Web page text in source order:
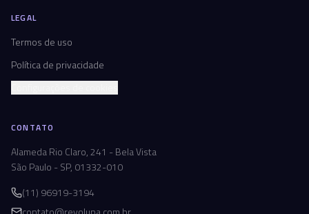
LEGAL
Termos de uso
Política de privacidade
CONTATO
Alameda Rio Claro, 241 - Bela Vista
São Paulo - SP, 01332-010
(11) 96919-3194